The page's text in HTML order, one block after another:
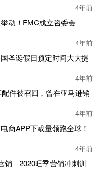
4年前
动！FMC成立咨委会
4年前
圣诞假日预定时间大大提
4年前
件被召回，曾在亚马逊销
4年前
商APP下载量领跑全球！
4年前
销｜2020旺季营销冲刺训